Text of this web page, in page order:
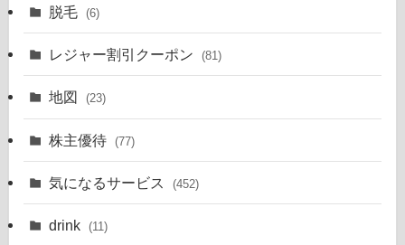
脱毛 (6)
レジャー割引クーポン (81)
地図 (23)
株主優待 (77)
気になるサービス (452)
drink (11)